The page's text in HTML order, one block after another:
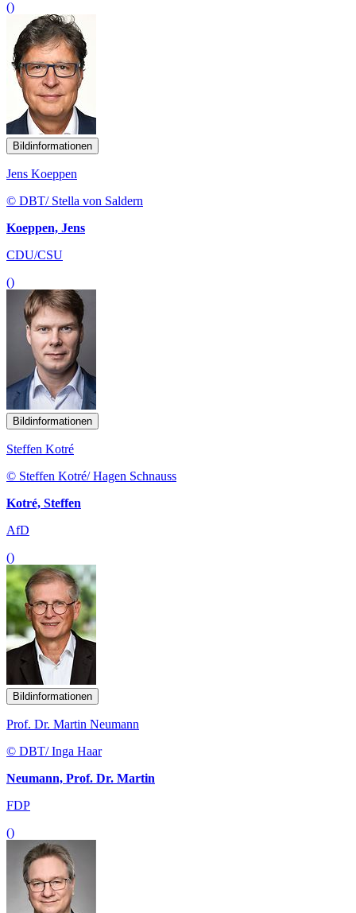
()
Bildinformationen
Jens Koeppen
© DBT/ Stella von Saldern
Koeppen, Jens
CDU/CSU
()
Bildinformationen
Steffen Kotré
© Steffen Kotré/ Hagen Schnauss
Kotré, Steffen
AfD
()
Bildinformationen
Prof. Dr. Martin Neumann
© DBT/ Inga Haar
Neumann, Prof. Dr. Martin
FDP
()